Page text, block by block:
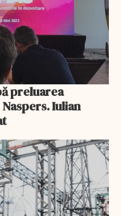
preluarea
Iulian